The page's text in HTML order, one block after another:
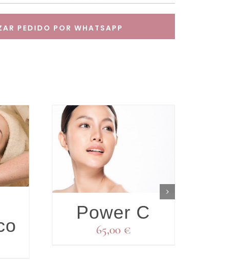
PEDIDO POR WHATSAPP
Power C
65,00 €